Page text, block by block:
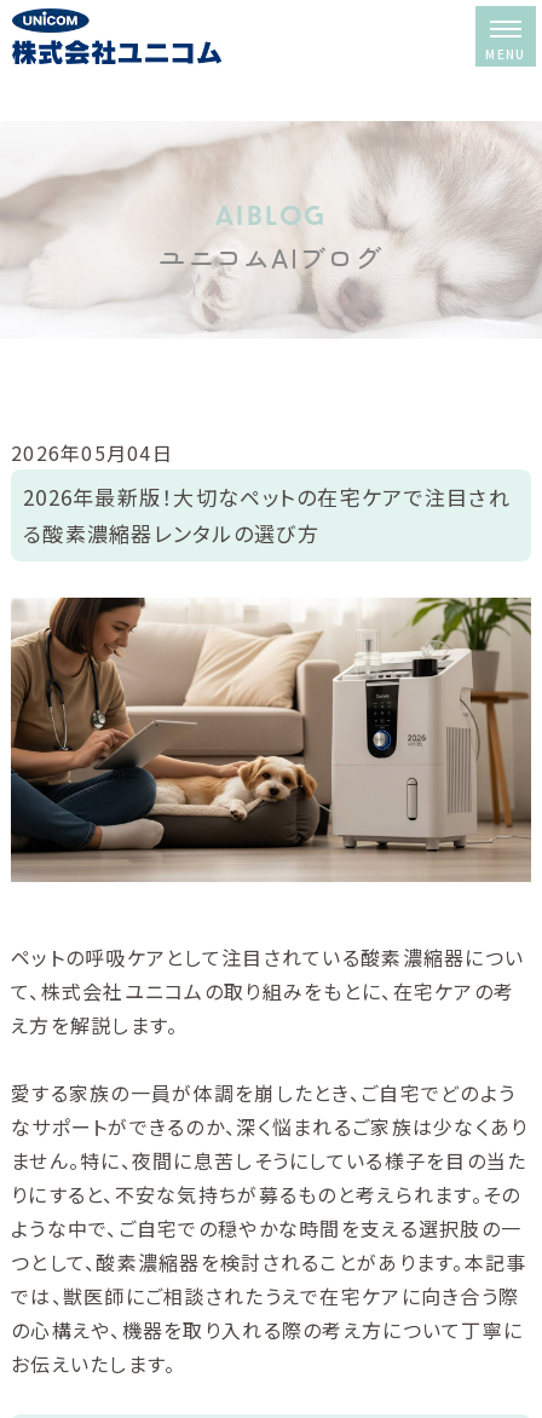
レンタル＆販売
酸素室について
酸素室の選び方
レンタルの流れ
よくある質問
ご利用ガイド
ユニコムについて
会社情報
アクセス
ブログ
酸素について
ユニコムAIブログ
aiblog
2026年05月04日
2026年最新版！大切なペットの在宅ケアで注目され
る酸素濃縮器レンタルの選び方
ペットの呼吸ケアとして注目されている酸素濃縮器につい
て、株式会社ユニコムの取り組みをもとに、在宅ケアの考
え方を解説します。
愛する家族の一員が体調を崩したとき、ご自宅でどのよう
なサポートができるのか、深く悩まれるご家族は少なくあり
ません。特に、夜間に息苦しそうにしている様子を目の当た
りにすると、不安な気持ちが募るものと考えられます。その
ような中で、ご自宅での穏やかな時間を支える選択肢の一
つとして、酸素濃縮器を検討されることがあります。本記事
では、獣医師にご相談されたうえで在宅ケアに向き合う際
の心構えや、機器を取り入れる際の考え方について丁寧に
お伝えいたします。